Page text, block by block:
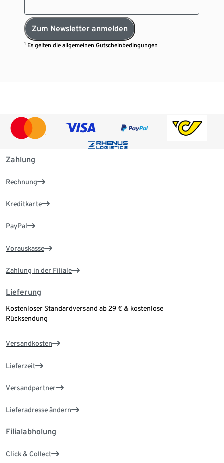
Zum Newsletter anmelden
¹ Es gelten dieallgemeinen Gutscheinbedingungen
Zahlung
Rechnung
Kreditkarte
PayPal
Vorauskasse
Zahlung in der Filiale
Lieferung
Kostenloser Standardversand ab 29 € & kostenlose
Rücksendung
Versandkosten
Lieferzeit
Versandpartner
Lieferadresse ändern
Filialabholung
Click & Collect